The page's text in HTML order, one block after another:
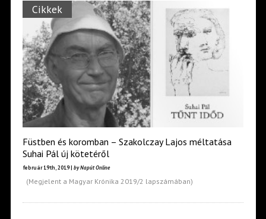
Cikkek
Füstben és koromban – Szakolczay Lajos méltatása
Suhai Pál új kötetéről
február 19th, 2019 | by Napút Online
(Megjelent a Magyar Krónika 2019/2 lapszámában)